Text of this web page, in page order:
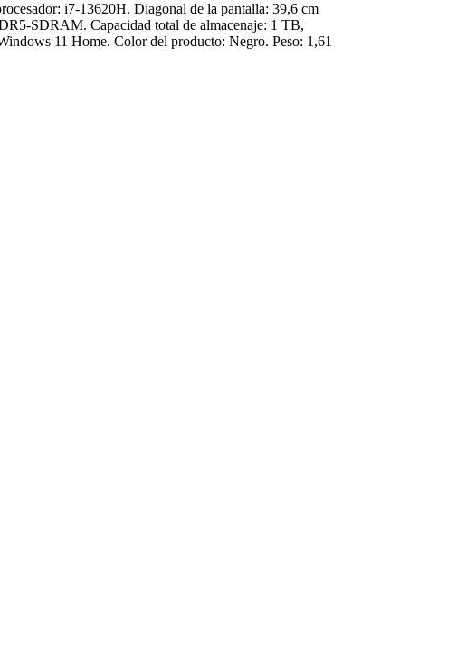
i7-13620H. Diagonal de la pantalla: 39,6 cm
SDRAM. Capacidad total de almacenaje: 1 TB,
11 Home. Color del producto: Negro. Peso: 1,61